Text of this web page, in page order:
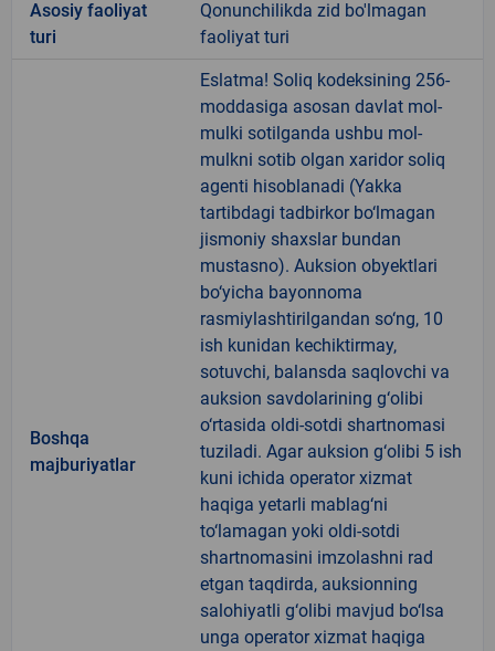
Аsosiy faoliyat
turi
Qonunchilikda zid bo'lmagan
faoliyat turi
Boshqa
majburiyatlar
Eslatma! Soliq kodeksining 256-
moddasiga asosan davlat mol-
mulki sotilganda ushbu mol-
mulkni sotib olgan xaridor soliq
agenti hisoblanadi (Yakka
tartibdagi tadbirkor bo‘lmagan
jismoniy shaxslar bundan
mustasno). Auksion obyektlari
bo‘yicha bayonnoma
rasmiylashtirilgandan so‘ng, 10
ish kunidan kechiktirmay,
sotuvchi, balansda saqlovchi va
auksion savdolarining g‘olibi
o‘rtasida oldi-sotdi shartnomasi
tuziladi. Agar auksion g‘olibi 5 ish
kuni ichida operator xizmat
haqiga yetarli mablag‘ni
to‘lamagan yoki oldi-sotdi
shartnomasini imzolashni rad
etgan taqdirda, auksionning
salohiyatli g‘olibi mavjud bo‘lsa
unga operator xizmat haqiga